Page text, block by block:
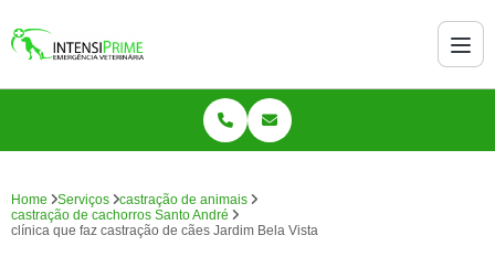
Home Serviços
castração de animais
castração de cachorros Santo André
clínica que faz castração de cães Jardim Bela Vista